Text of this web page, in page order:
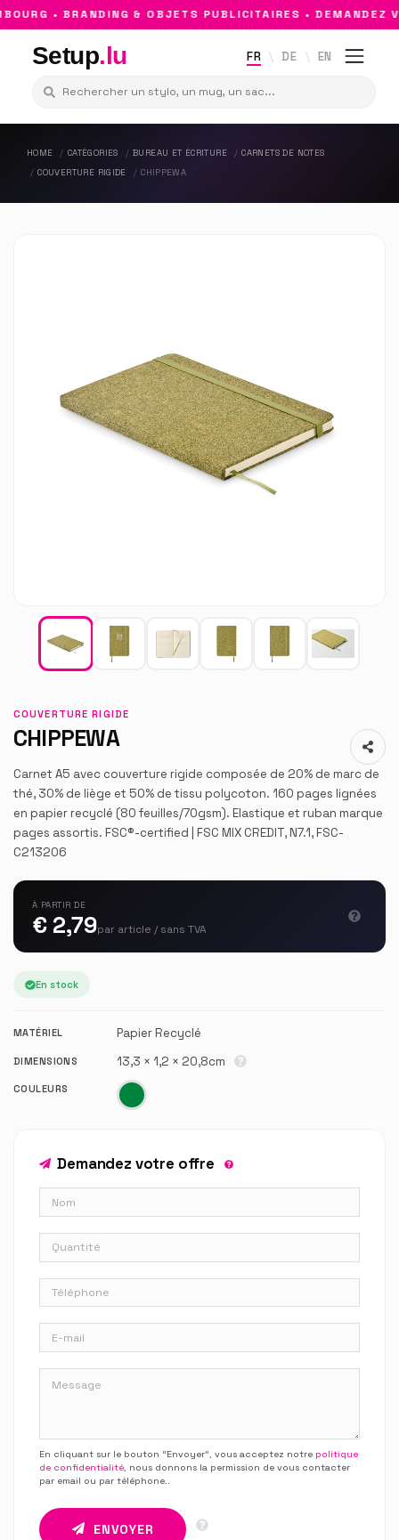
• BRANDING & OBJETS PUBLICITAIRES • DEMANDEZ
Setup.lu FR DE EN
HOME CATÉGORIES BUREAU ET ÉCRITURE
CARNETS DE NOTES
COUVERTURE RIGIDE
CHIPPEWA
COUVERTURE RIGIDE
CHIPPEWA
Carnet A5 avec couverture rigide composée de 20% de marc de
thé, 30% de liège et 50% de tissu polycoton. 160 pages lignées
en papier recyclé (80 feuilles/70gsm). Elastique et ruban marque
pages assortis. FSC®-certified | FSC MIX CREDIT, N7.1, FSC-
C213206
À PARTIR DE
€ 2,79par article / sans TVA
En stock
MATÉRIEL Papier Recyclé
DIMENSIONS 13,3 × 1,2 × 20,8cm
COULEURS
Demandez votre offre
En cliquant sur le bouton “Envoyer”, vous acceptez notre politique
de confidentialité, nous donnons la permission de vous contacter
par email ou par téléphone..
ENVOYER